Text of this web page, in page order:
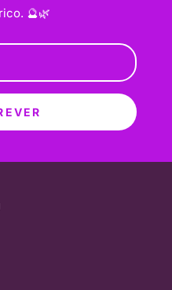
🔮🌿